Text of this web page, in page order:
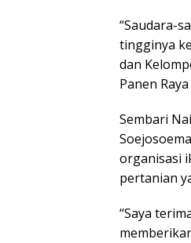
“Saudara-
tingginya
dan
Panen
Sembari
organisasi
pertanian
“Saya